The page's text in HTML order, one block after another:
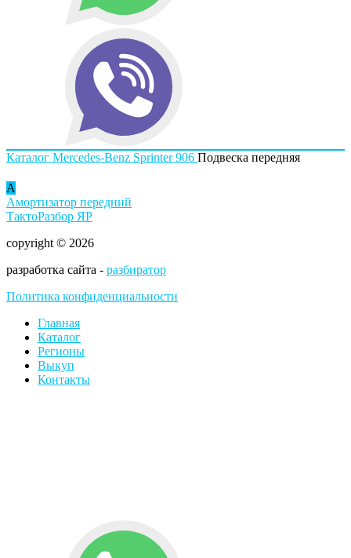
Каталог Mercedes-Benz Sprinter 906 Подвеска передняя
А
Амортизатор передний
ТактоРазбор ЯР
copyright © 2026
разработка сайта - разбиратор
Политика конфиденциальности
Главная
Каталог
Регионы
Выкуп
Контакты